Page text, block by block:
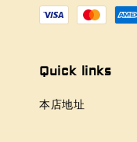
Quick links
本店地址